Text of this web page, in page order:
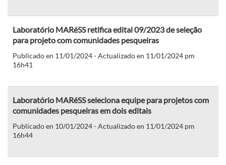
Laboratório MARéSS retifica edital 09/2023 de seleção
para projeto com comunidades pesqueiras
Publicado en 11/01/2024 - Actualizado en 11/01/2024 pm
16h41
Laboratório MARéSS seleciona equipe para projetos com
comunidades pesqueiras em dois editais
Publicado en 10/01/2024 - Actualizado en 11/01/2024 pm
16h44